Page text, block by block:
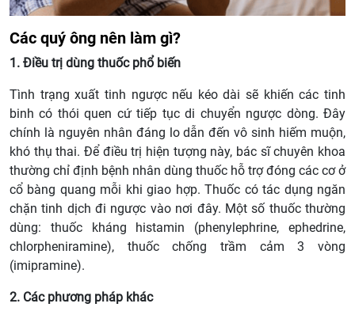
Các quý ông nên làm gì?
1. Điều trị dùng thuốc phổ biến
Tình trạng xuất tinh ngược nếu kéo dài sẽ khiến các tinh
binh có thói quen cứ tiếp tục di chuyển ngược dòng. Đây
chính là nguyên nhân đáng lo dẫn đến vô sinh hiếm muộn,
khó thụ thai. Để điều trị hiện tượng này, bác sĩ chuyên khoa
thường chỉ định bệnh nhân dùng thuốc hỗ trợ đóng các cơ ở
cổ bàng quang mỗi khi giao hợp. Thuốc có tác dụng ngăn
chặn tinh dịch đi ngược vào nơi đây. Một số thuốc thường
dùng: thuốc kháng histamin (phenylephrine, ephedrine,
chlorpheniramine), thuốc chống trầm cảm 3 vòng
(imipramine).
2. Các phương pháp khác